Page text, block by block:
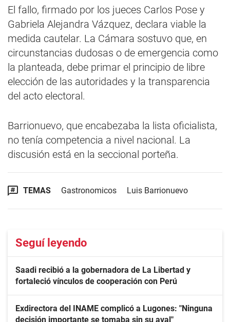
El fallo, firmado por los jueces Carlos Pose y
Gabriela Alejandra Vázquez, declara viable la
medida cautelar. La Cámara sostuvo que, en
circunstancias dudosas o de emergencia como
la planteada, debe primar el principio de libre
elección de las autoridades y la transparencia
del acto electoral.
Barrionuevo, que encabezaba la lista oficialista,
no tenía competencia a nivel nacional. La
discusión está en la seccional porteña.
TEMAS Gastronomicos Luis Barrionuevo
Seguí leyendo
Saadi recibió a la gobernadora de La Libertad y
fortaleció vínculos de cooperación con Perú
Exdirectora del INAME complicó a Lugones: "Ninguna
decisión importante se tomaba sin su aval"